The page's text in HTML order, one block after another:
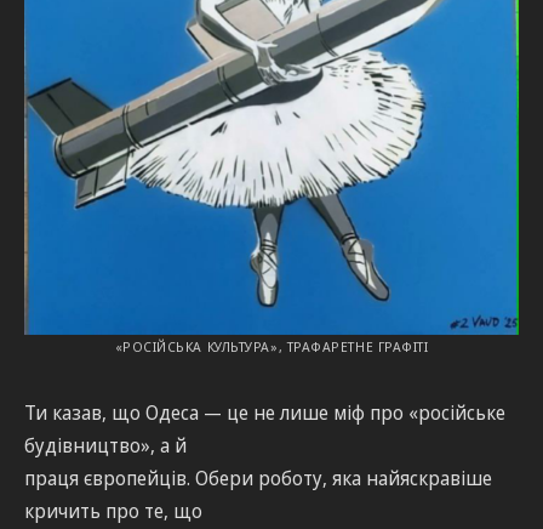
«РОСІЙСЬКА КУЛЬТУРА», ТРАФАРЕТНЕ ГРАФІТІ
Ти казав, що Одеса — це не лише міф про «російське
будівництво», а й
праця європейців. Обери роботу, яка найяскравіше
кричить про те, що